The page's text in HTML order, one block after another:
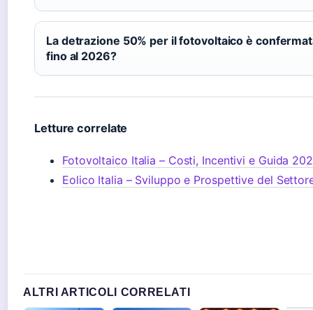
La detrazione 50% per il fotovoltaico è
fino al 2026?
Letture correlate
Fotovoltaico Italia – Costi, Incentivi e Guida
Eolico Italia – Sviluppo e Prospettive del
ALTRI ARTICOLI CORRELATI